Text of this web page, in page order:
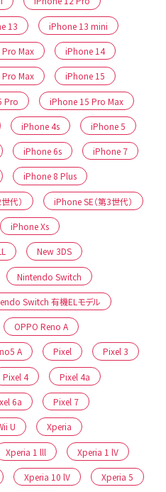
13 iPhone 13 mini
Max iPhone 14
Max iPhone 15
Pro iPhone 15 Pro Max
iPhone 4s iPhone 5
iPhone 6s iPhone 7
iPhone 8 Plus
代） iPhone SE（第3世代）
iPhone Xs
New 3DS
Nintendo Switch
Switch 有機ELモデル
OPPO Reno A
A Pixel Pixel 3
Pixel 4 Pixel 4a
6a Pixel 7
U Xperia
Xperia 1 lll Xperia 1 lV
Xperia 10 lV Xperia 5